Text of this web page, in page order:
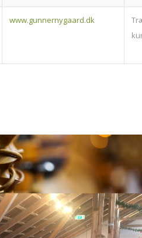
www.gunnernygaard.dk